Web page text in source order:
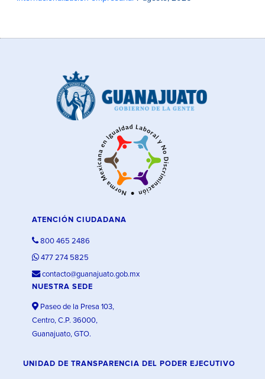
ATENCIÓN CIUDADANA
800 465 2486
477 274 5825
contacto@guanajuato.gob.mx
NUESTRA SEDE
Paseo de la Presa 103,
Centro, C.P. 36000,
Guanajuato, GTO.
UNIDAD DE TRANSPARENCIA DEL PODER EJECUTIVO